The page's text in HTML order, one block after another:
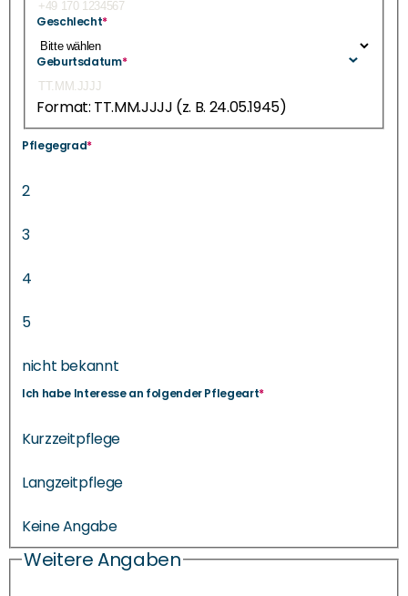
Geschlecht*
Geburtsdatum*
Format: TT.MM.JJJJ (z. B. 24.05.1945)
Pflegegrad*
2
3
4
5
nicht bekannt
Ich habe Interesse an folgender Pflegeart*
Kurzzeitpflege
Langzeitpflege
Keine Angabe
Weitere Angaben